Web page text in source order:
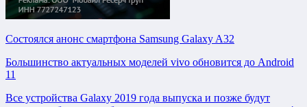
Состоялся анонс смартфона Samsung Galaxy A32
Большинство актуальных моделей vivo обновится до Android
11
Все устройства Galaxy 2019 года выпуска и позже будут